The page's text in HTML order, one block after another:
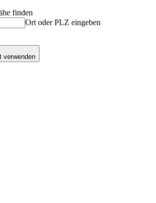
finden
Ort oder PLZ eingeben
verwenden